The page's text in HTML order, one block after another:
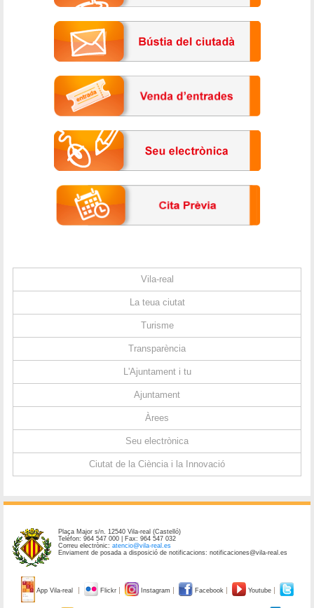
Vila-real
La teua ciutat
Turisme
Transparència
L'Ajuntament i tu
Ajuntament
Àrees
Seu electrònica
Ciutat de la Ciència i la Innovació
Plaça Major s/n. 12540 Vila-real (Castelló)
Telèfon: 964 547 000 | Fax: 964 547 032
Correu electrònic:atencio@vila-real.es
Enviament de posada a disposició de notificacions: notificaciones@vila-real.es
App Vila-real Flickr Instagram Facebook Youtube